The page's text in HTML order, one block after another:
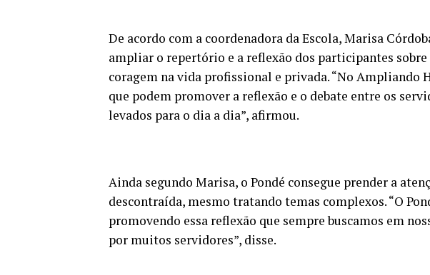
De acordo com a coordenadora da Escola, Marisa
ampliar o repertório e a reflexão dos participantes sobre
coragem na vida profissional e privada. “No Ampliando
que podem promover a reflexão e o debate entre os
levados para o dia a dia”, afirmou.
Ainda segundo Marisa, o Pondé consegue prender a
descontraída, mesmo tratando temas complexos. “O
promovendo essa reflexão que sempre buscamos em
por muitos servidores”, disse.